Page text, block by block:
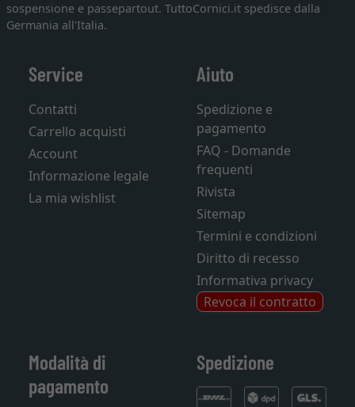
sospensione e passepartout. TuttoCornici.it spedisce dalla
Germania all'Italia.
Service
Contatti
Carrello acquisti
Account
Informazione legale
La mia wishlist
Aiuto
Spedizione e
pagamento
FAQ - Domande
frequenti
Rivista
Sitemap
Termini e condizioni
Diritto di recesso
Informativa privacy
Revoca il contratto
Modalità di
pagamento
Spedizione